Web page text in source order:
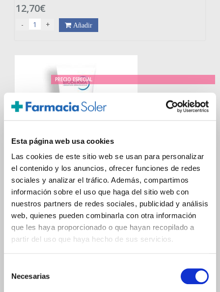
Esta página web usa cookies
Las cookies de este sitio web se usan para personalizar
el contenido y los anuncios, ofrecer funciones de redes
sociales y analizar el tráfico. Además, compartimos
información sobre el uso que haga del sitio web con
nuestros partners de redes sociales, publicidad y análisis
web, quienes pueden combinarla con otra información
que les haya proporcionado o que hayan recopilado a
partir del uso que haya hecho de sus servicios.
Necesarias
12,70€
- + Añadir
PRECIO ESPECIAL
BIODERMA
ATODERM INTENSIVE BAUME (75ML)
11.95€
10,15€